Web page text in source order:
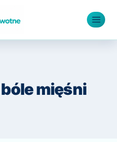
mięśni